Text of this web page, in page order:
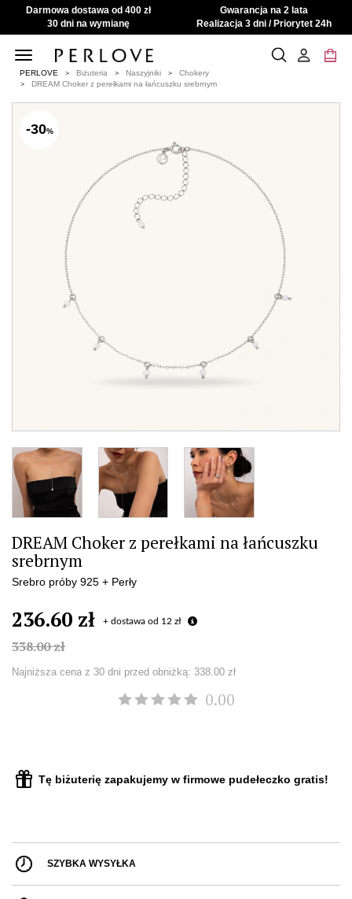
Darmowa dostawa od 400 zł
Gwarancja na 2 lata
30 dni na wymianę
Realizacja 3 dni / Priorytet 24h
Toggle
navigation
PERLOVE Biżuteria Naszyjniki
Chokery
DREAM Choker z perełkami na łańcuszku srebrnym
-30%
DREAM Choker z perełkami na łańcuszku
srebrnym
Srebro próby 925 + Perły
236.60 zł + dostawa od 12 zł
338.00 zł
Najniższa cena z 30 dni przed obniżką: 338.00 zł
0.00
Tę biżuterię zapakujemy w firmowe pudełeczko gratis!
SZYBKA WYSYŁKA